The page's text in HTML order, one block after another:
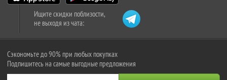
Ищите скидки поблизости,
не выходя из чата:
Сэкономьте до 90% при любых покупках
Подпишитесь на самые выгодные предложения